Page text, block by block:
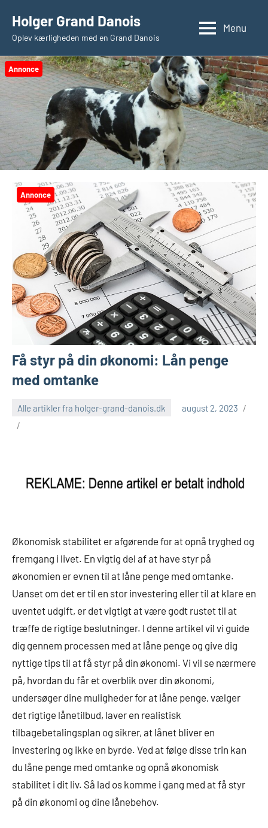
indhold
Holger Grand Danois
Oplev kærligheden med en Grand Danois
Menu
Annonce
Annonce
Få styr på din økonomi: Lån penge
med omtanke
Alle artikler fra holger-grand-danois.dk august 2, 2023
Økonomisk stabilitet er afgørende for at opnå tryghed og
fremgang i livet. En vigtig del af at have styr på
økonomien er evnen til at låne penge med omtanke.
Uanset om det er til en stor investering eller til at klare en
uventet udgift, er det vigtigt at være godt rustet til at
træffe de rigtige beslutninger. I denne artikel vil vi guide
dig gennem processen med at låne penge og give dig
nyttige tips til at få styr på din økonomi. Vi vil se nærmere
på, hvordan du får et overblik over din økonomi,
undersøger dine muligheder for at låne penge, vælger
det rigtige lånetilbud, laver en realistisk
tilbagebetalingsplan og sikrer, at lånet bliver en
investering og ikke en byrde. Ved at følge disse trin kan
du låne penge med omtanke og opnå økonomisk
stabilitet i dit liv. Så lad os komme i gang med at få styr
på din økonomi og dine lånebehov.